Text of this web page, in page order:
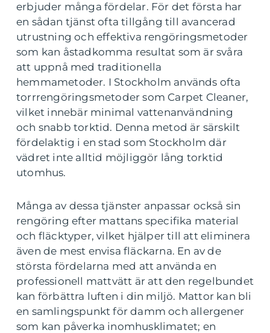
erbjuder många fördelar. För det första har
en sådan tjänst ofta tillgång till avancerad
utrustning och effektiva rengöringsmetoder
som kan åstadkomma resultat som är svåra
att uppnå med traditionella
hemmametoder. I Stockholm används ofta
torrrengöringsmetoder som Carpet Cleaner,
vilket innebär minimal vattenanvändning
och snabb torktid. Denna metod är särskilt
fördelaktig i en stad som Stockholm där
vädret inte alltid möjliggör lång torktid
utomhus.
Många av dessa tjänster anpassar också sin
rengöring efter mattans specifika material
och fläcktyper, vilket hjälper till att eliminera
även de mest envisa fläckarna. En av de
största fördelarna med att använda en
professionell mattvätt är att den regelbundet
kan förbättra luften i din miljö. Mattor kan bli
en samlingspunkt för damm och allergener
som kan påverka inomhusklimatet; en